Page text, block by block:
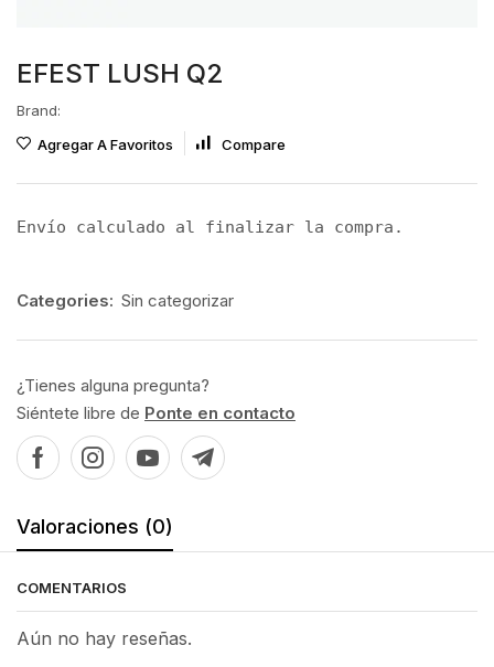
EFEST LUSH Q2
Brand:
Agregar A Favoritos
Compare
Envío calculado al finalizar la compra.
Categories: Sin categorizar
¿Tienes alguna pregunta?
Siéntete libre de Ponte en contacto
Valoraciones (0)
COMENTARIOS
Aún no hay reseñas.